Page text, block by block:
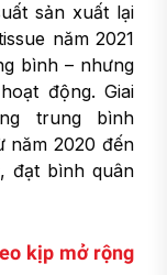
sản xuất lại
năm 2021
bình – nhưng
động. Giai
trung bình
năm 2020 đến
đạt bình quân
kịp mở rộng